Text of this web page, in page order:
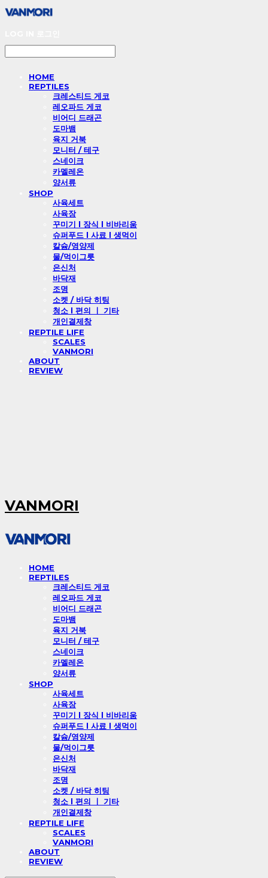
HOME
REPTILES
크레스티드 게코
레오파드 게코
비어디 드래곤
도마뱀
육지 거북
모니터 / 테구
스네이크
카멜레온
양서류
SHOP
사육세트
사육장
꾸미기 l 장식 l 비바리움
슈퍼푸드 l 사료 l 생먹이
칼슘/영양제
물/먹이그릇
은신처
바닥재
조명
소켓 / 바닥 히팅
청소 l 편의 ㅣ 기타
개인결제창
REPTILE LIFE
SCALES
VANMORI
ABOUT
REVIEW
VANMORI
HOME
REPTILES
크레스티드 게코
레오파드 게코
비어디 드래곤
도마뱀
육지 거북
모니터 / 테구
스네이크
카멜레온
양서류
SHOP
사육세트
사육장
꾸미기 l 장식 l 비바리움
슈퍼푸드 l 사료 l 생먹이
칼슘/영양제
물/먹이그릇
은신처
바닥재
조명
소켓 / 바닥 히팅
청소 l 편의 ㅣ 기타
개인결제창
REPTILE LIFE
SCALES
VANMORI
ABOUT
REVIEW